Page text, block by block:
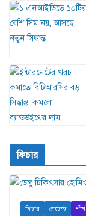
ফিচার
ফিচার লেটেস্ট